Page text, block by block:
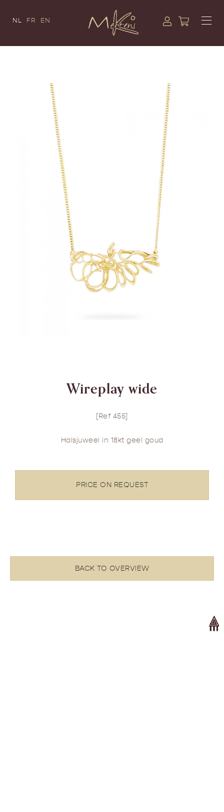
NL FR EN
Wireplay wide
[Ref 455]
Halsjuweel in 18kt geel goud
PRICE ON REQUEST
BACK TO OVERVIEW